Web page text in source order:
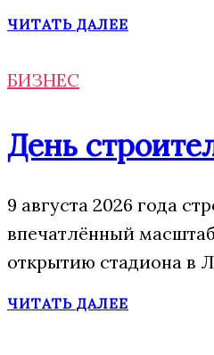
ЧИТАТЬ ДАЛЕЕ
БИЗНЕС
День
9 августа 2026 года
впечатлённый
открытию стадиона в
ЧИТАТЬ ДАЛЕЕ